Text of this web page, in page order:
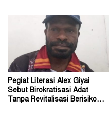
Pegiat Literasi Alex Giyai
Sebut Birokratisasi Adat
Tanpa Revitalisasi Berisiko